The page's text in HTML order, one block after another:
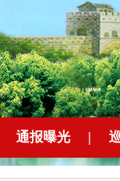
通报曝光 |